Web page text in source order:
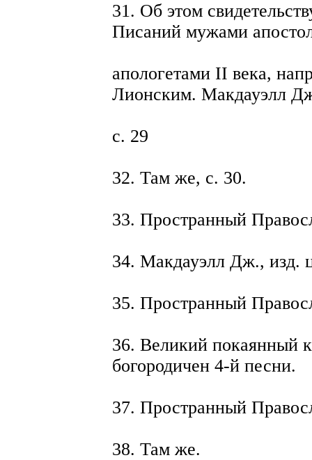
31. Об этом
Писаний мужами
апологетами II века,
Лионским. Макдауэлл
с. 29
32. Там же, с. 30.
33. Пространный
34. Макдауэлл Дж., изд.
35. Пространный
36. Великий покаянный
богородичен 4-й песни.
37. Пространный
38. Там же.